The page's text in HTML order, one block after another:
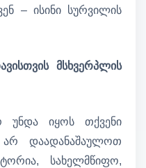
– ისინი სურვილის
მსხვერპლის
უნდა იყოს თქვენი
დაადანაშაულოთ
სახელმწიფო,